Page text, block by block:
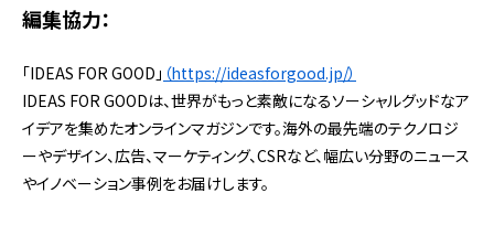
編集協力：
「IDEAS FOR GOOD」 （https://ideasforgood.jp/）
IDEAS FOR GOODは、世界がもっと素敵になるソーシャルグッドなア
イデアを集めたオンラインマガジンです。海外の最先端のテクノロジ
ーやデザイン、広告、マーケティング、CSRなど、幅広い分野のニュース
やイノベーション事例をお届けします。